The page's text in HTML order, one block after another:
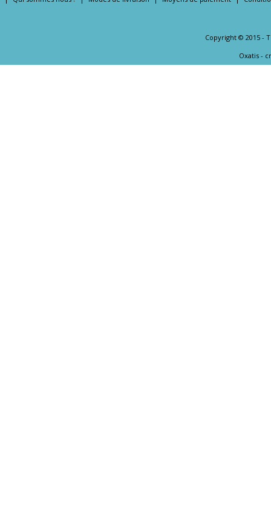
Copyright © 2015 -
Oxatis -